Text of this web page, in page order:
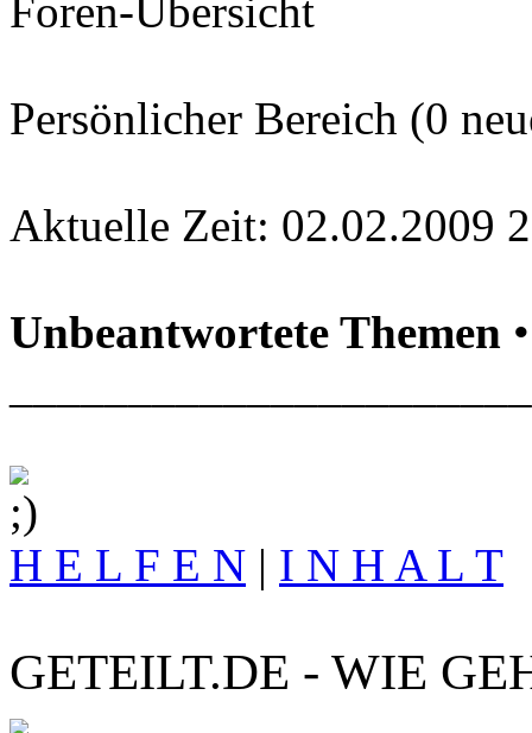
Foren-Übersicht
Persönlicher Bereich (0
Aktuelle Zeit: 02.02.2009
Unbeantwortete Themen
H E L F E N | I N H A L T
GETEILT.DE - WIE